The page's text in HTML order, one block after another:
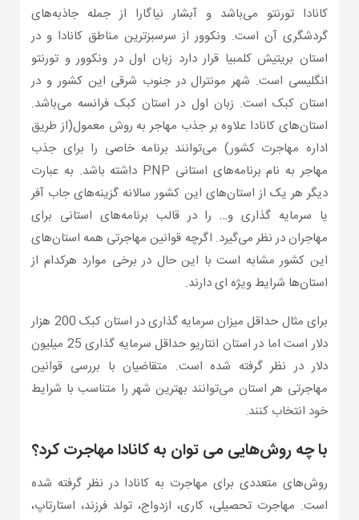
کانادا تورنتو می‌باشد و آبشار نیاگارا از جمله جاذبه‌های
گردشگری آن است. ونکوور از سرسبزترین مناطق کانادا و در
استان بریتیش کلمبیا قرار دارد زبان اول در ونکوور و تورنتو
انگلیسی است. شهر مونترال در جنوب شرقی این کشور و در
استان کبک است. زبان اول در استان کبک فرانسه می‌باشد.
استان‌های کانادا علاوه بر جذب مهاجر به روش معمول(از طریق
اداره مهاجرت کشور) می‌توانند برنامه خاصی را برای جذب
مهاجر به نام برنامه‌های استانی PNP داشته باشد. به عبارت
دیگر هر یک از استان‌های این کشور سالانه گزینه‌های جاب آفر
یا سرمایه گذاری و… را در قالب برنامه‌های استانی برای
مهاجران در نظر می‌گیرد. اگرچه قوانین مهاجرتی همه استان‌های
این کشور مشابه است با این حال در برخی موارد هرکدام از
استان‌ها شرایط ویژه ای دارند.
برای مثال حداقل میزان سرمایه گذاری در استان کبک 200 هزار
دلار است اما در استان انتاریو حداقل سرمایه گذاری 25 میلیون
دلار در نظر گرفته شده است. متقاضیان با بررسی قوانین
مهاجرتی هر استان می‌توانند بهترین شهر را متناسب با شرایط
خود انتخاب کنند.
با چه روش‌هایی می توان به کانادا مهاجرت کرد؟
روش‌های متعددی برای مهاجرت به کانادا در نظر گرفته شده
است. مهاجرت تحصیلی، کاری، ازدواج، تولد فرزند، استارتاپ،